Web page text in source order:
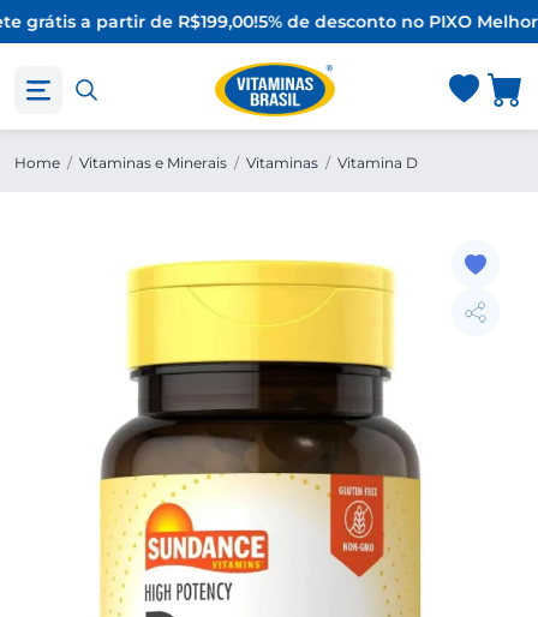
grátis a partir de R$199,00!5% de desconto no PIXO Melhor
Home / Vitaminas e Minerais / Vitaminas / Vitamina D